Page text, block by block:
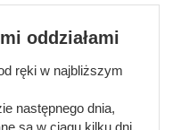
oddziałami
ręki w najbliższym
następnego dnia,
są w ciągu kilku dni.